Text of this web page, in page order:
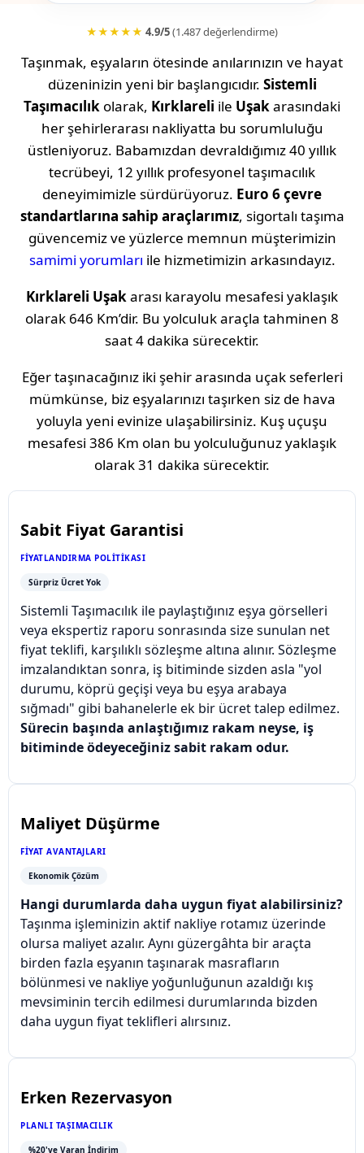
★★★★★ 4.9/5(1.487 değerlendirme)
Taşınmak, eşyaların ötesinde anılarınızın ve hayat
düzeninizin yeni bir başlangıcıdır. Sistemli
Taşımacılık olarak, Kırklareli ile Uşakarasındaki
her şehirlerarası nakliyatta bu sorumluluğu
üstleniyoruz. Babamızdan devraldığımız 40 yıllık
tecrübeyi, 12 yıllık profesyonel taşımacılık
deneyimimizle sürdürüyoruz. Euro 6 çevre
standartlarına sahip araçlarımız, sigortalı taşıma
güvencemiz ve yüzlerce memnun müşterimizin
samimi yorumları ile hizmetimizin arkasındayız.
Kırklareli Uşakarası karayolu mesafesi yaklaşık
olarak 646 Km’dir. Bu yolculuk araçla tahminen 8
saat 4 dakika sürecektir.
Eğer taşınacağınız iki şehir arasında uçak seferleri
mümkünse, biz eşyalarınızı taşırken siz de hava
yoluyla yeni evinize ulaşabilirsiniz. Kuş uçuşu
mesafesi 386 Km olan bu yolculuğunuz yaklaşık
olarak31 dakika sürecektir.
Sabit Fiyat Garantisi
FIYATLANDIRMA POLITIKASI
Sürpriz Ücret Yok
Sistemli Taşımacılık ile paylaştığınız eşya görselleri
veya ekspertiz raporu sonrasında size sunulan net
fiyat teklifi, karşılıklı sözleşme altına alınır. Sözleşme
imzalandıktan sonra, iş bitiminde sizden asla "yol
durumu, köprü geçişi veya bu eşya arabaya
sığmadı" gibi bahanelerle ek bir ücret talep edilmez.
Sürecin başında anlaştığımız rakam neyse, iş
bitiminde ödeyeceğiniz sabit rakam odur.
Maliyet Düşürme
FIYAT AVANTAJLARI
Ekonomik Çözüm
Hangi durumlarda daha uygun fiyat alabilirsiniz?
Taşınma işleminizin aktif nakliye rotamız üzerinde
olursa maliyet azalır. Aynı güzergâhta bir araçta
birden fazla eşyanın taşınarak masrafların
bölünmesi ve nakliye yoğunluğunun azaldığı kış
mevsiminin tercih edilmesi durumlarında bizden
daha uygun fiyat teklifleri alırsınız.
Erken Rezervasyon
PLANLI TAŞIMACILIK
%20'ye Varan İndirim